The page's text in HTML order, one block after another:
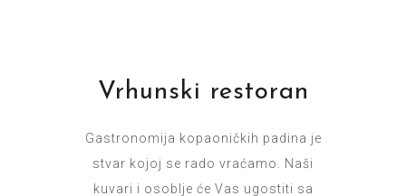
Vrhunski restoran
Gastronomija kopaoničkih padina je
stvar kojoj se rado vraćamo. Naši
kuvari i osoblje će Vas ugostiti sa